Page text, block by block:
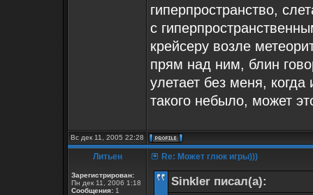
гиперпространство,
с
крейсеру возле
прям над ним, блин
улетает без меня,
такого небыло, может
Вс дек 11, 2005 22:28
Литьен
Зарегистрирован:
Пн дек 11, 2006 1:18
Сообщения: 1
Re: Может глюк игры)))
Sinkler писал(а):